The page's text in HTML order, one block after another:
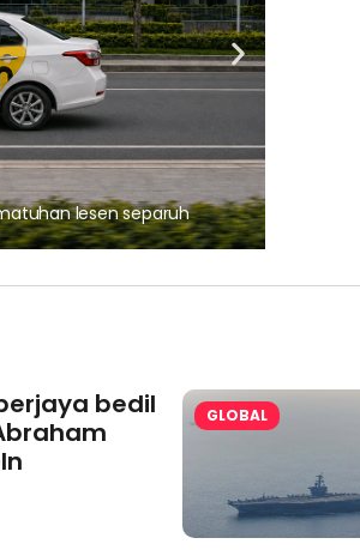
lesen separuh
bedil
GLOBAL